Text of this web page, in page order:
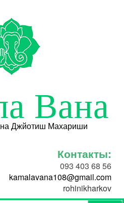
Вана
Джйотиш Махариши
Контакты:
093 403 68 56
kamalavana108@gmail.com
rohinikharkov